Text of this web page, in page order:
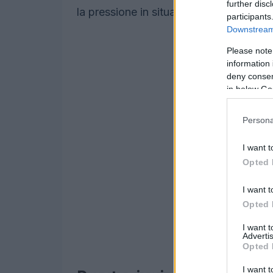
further
Please
information
deny
in below
I want
Opted
I want
Opted
I want
Opted
I want
la pressione in situazioni critiche.